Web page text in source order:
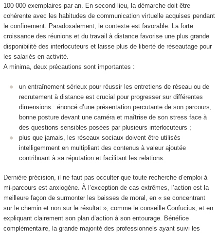
100 000 exemplaires par an. En second lieu, la démarche doit être
cohérente avec les habitudes de communication virtuelle acquises pendant
le confinement. Paradoxalement, le contexte est favorable. La forte
croissance des réunions et du travail à distance favorise une plus grande
disponibilité des interlocuteurs et laisse plus de liberté de réseautage pour
les salariés en activité.
A minima, deux précautions sont importantes :
un entraînement sérieux pour réussir les entretiens de réseau ou de
recrutement à distance est crucial pour progresser sur différentes
dimensions : énoncé d’une présentation percutante de son parcours,
bonne posture devant une caméra et maîtrise de son stress face à
des questions sensibles posées par plusieurs interlocuteurs ;
plus que jamais, les réseaux sociaux doivent être utilisés
intelligemment en multipliant des contenus à valeur ajoutée
contribuant à sa réputation et facilitant les relations.
Dernière précision, il ne faut pas occulter que toute recherche d’emploi à
mi-parcours est anxiogène. À l’exception de cas extrêmes, l’action est la
meilleure façon de surmonter les baisses de moral, en « se concentrant
sur le chemin et non sur le résultat », comme le conseille Confucius, et en
expliquant clairement son plan d’action à son entourage. Bénéfice
complémentaire, la grande majorité des professionnels ayant suivi les